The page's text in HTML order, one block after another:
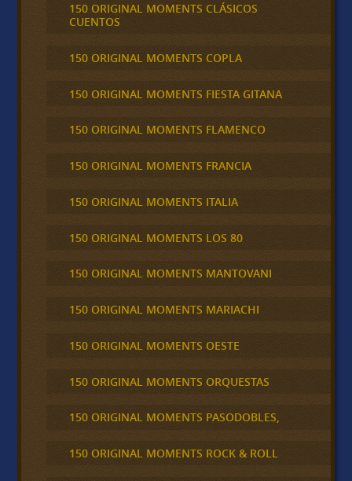
150 ORIGINAL MOMENTS CLÁSICOS
CUENTOS
150 ORIGINAL MOMENTS COPLA
150 ORIGINAL MOMENTS FIESTA GITANA
150 ORIGINAL MOMENTS FLAMENCO
150 ORIGINAL MOMENTS FRANCIA
150 ORIGINAL MOMENTS ITALIA
150 ORIGINAL MOMENTS LOS 80
150 ORIGINAL MOMENTS MANTOVANI
150 ORIGINAL MOMENTS MARIACHI
150 ORIGINAL MOMENTS OESTE
150 ORIGINAL MOMENTS ORQUESTAS
150 ORIGINAL MOMENTS PASODOBLES,
150 ORIGINAL MOMENTS ROCK & ROLL